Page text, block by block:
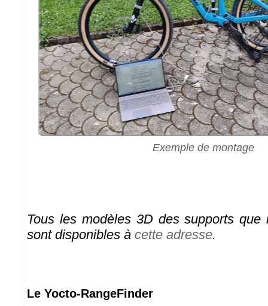
Exemple de montage
Tous les modèles 3D des supports que
sont disponibles à cette adresse.
Le Yocto-RangeFinder